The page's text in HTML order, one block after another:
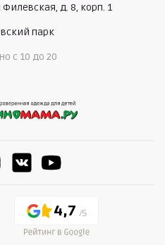
д. 8, корп. 1
парк
c 10 до 20
4,7